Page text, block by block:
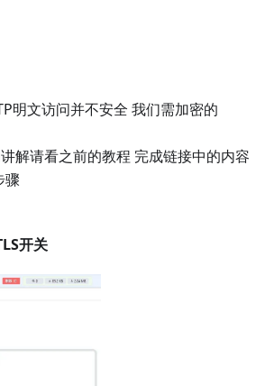
明文访问并不安全 我们需加密的
解请看之前的教程 完成链接中的内容
骤
开关